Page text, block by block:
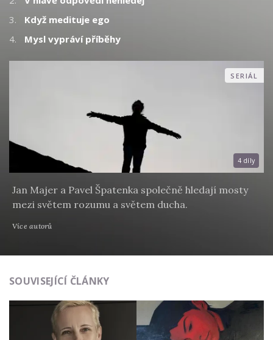
3.
Když medituje ego
4.
Mysl vypráví příběhy
SERIÁL
4 díly
Jan Majer a Pavel Špatenka společně hledají mosty
mezi světem rozumu a světem ducha.
Více autorů
SOUVISEJÍCÍ ČLÁNKY